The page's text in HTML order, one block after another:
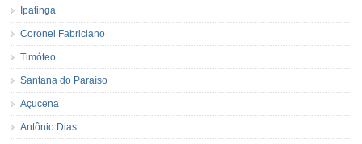
Ipatinga
Coronel Fabriciano
Timóteo
Santana do Paraíso
Açucena
Antônio Dias